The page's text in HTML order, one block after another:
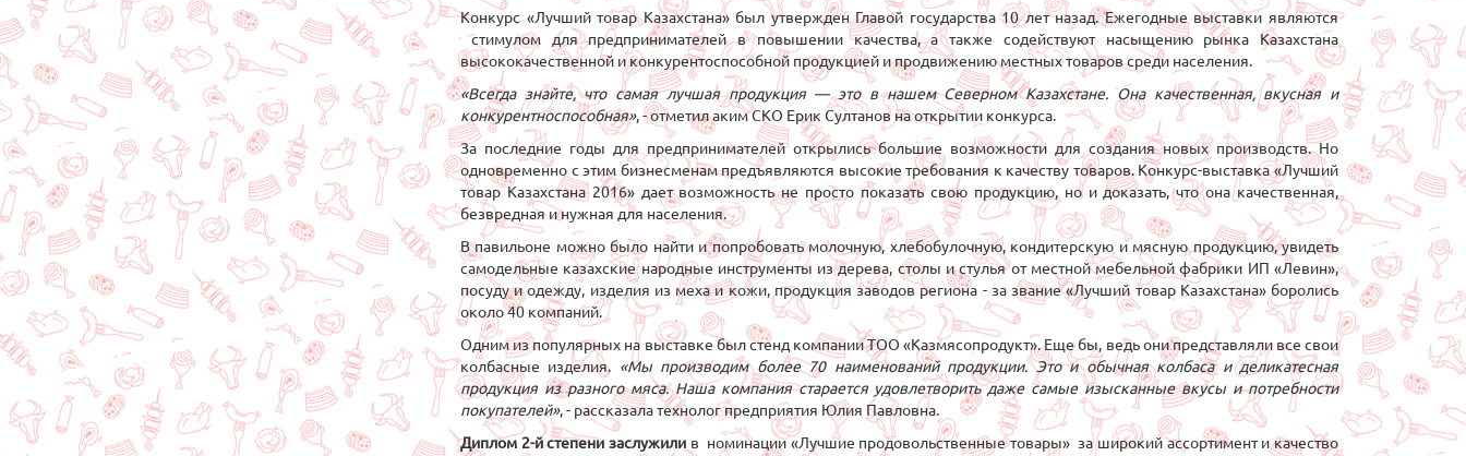
Конкурс «Лучший товар Казахстана» был утвержден Главой государства 10 лет назад. Ежегодные выставки являются
стимулом для предпринимателей в повышении качества, а также содействуют насыщению рынка Казахстана
высококачественной и конкурентоспособной продукцией и продвижению местных товаров среди населения.
«Всегда знайте, что самая лучшая продукция — это в нашем Северном Казахстане. Она качественная, вкусная и
конкурентноспособная», - отметил аким СКО Ерик Султанов на открытии конкурса.
За последние годы для предпринимателей открылись большие возможности для создания новых производств. Но
одновременно с этим бизнесменам предъявляются высокие требования к качеству товаров. Конкурс-выставка «Лучший
товар Казахстана 2016» дает возможность не просто показать свою продукцию, но и доказать, что она качественная,
безвредная и нужная для населения.
В павильоне можно было найти и попробовать молочную, хлебобулочную, кондитерскую и мясную продукцию, увидеть
самодельные казахские народные инструменты из дерева, столы и стулья от местной мебельной фабрики ИП «Левин»,
посуду и одежду, изделия из меха и кожи, продукция заводов региона - за звание «Лучший товар Казахстана» боролись
около 40 компаний.
Одним из популярных на выставке был стенд компании ТОО «Казмясопродукт». Еще бы, ведь они представляли все свои
колбасные изделия. «Мы производим более 70 наименований продукции. Это и обычная колбаса и деликатесная
продукция из разного мяса. Наша компания старается удовлетворить даже самые изысканные вкусы и потребности
покупателей», - рассказала технолог предприятия Юлия Павловна.
Диплом 2-й степени заслужили в номинации «Лучшие продовольственные товары» за широкий ассортимент и качество